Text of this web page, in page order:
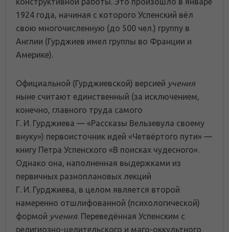
1924 года, начиная с которого Успенский вёл
свою многочисленную (до 500 чел.) группу в
Англии (Гурджиев имел группы во Франции и
Америке).
Официальной (Гурджиевской) версией учения
ныне считают единственный (за исключением,
конечно, главного труда самого
Г. И. Гурджиева — «Рассказы Вельзевула своему
внуку») первоисточник идей «Четвёртого пути» —
книгу Петра Успенского «В поисках чудесного».
Однако она, наполненная выдержками из
первичных разноплановых лекций
Г. И. Гурджиева, в целом является второй
намеренно отшлифованной (психологической)
формой учения. Переведённая Успенским с
религиозно-целительского и маго-оккультного